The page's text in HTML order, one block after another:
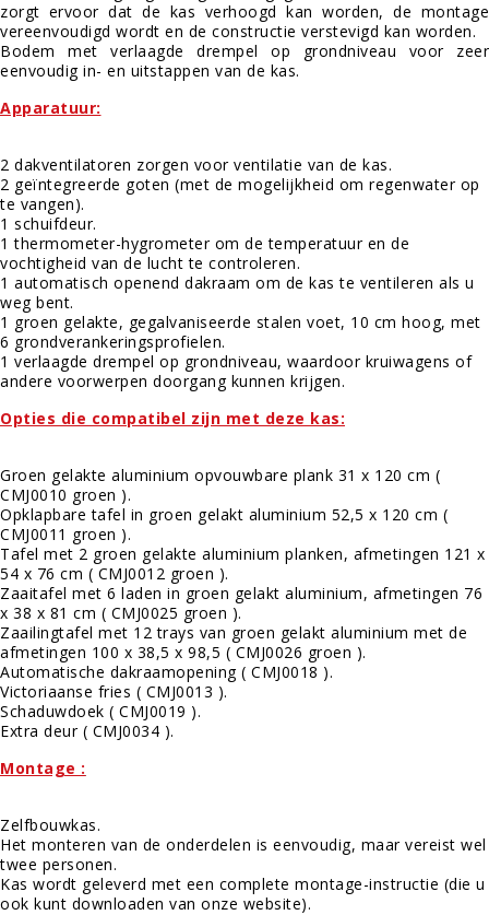
zorgt ervoor dat de kas verhoogd kan worden, de montage
vereenvoudigd wordt en de constructie verstevigd kan worden.
Bodem met verlaagde drempel op grondniveau voor zeer
eenvoudig in- en uitstappen van de kas.
Apparatuur:
2 dakventilatoren zorgen voor ventilatie van de kas.
2 geïntegreerde goten (met de mogelijkheid om regenwater op
te vangen).
1 schuifdeur.
1 thermometer-hygrometer om de temperatuur en de
vochtigheid van de lucht te controleren.
1 automatisch openend dakraam om de kas te ventileren als u
weg bent.
1 groen gelakte, gegalvaniseerde stalen voet, 10 cm hoog, met
6 grondverankeringsprofielen.
1 verlaagde drempel op grondniveau, waardoor kruiwagens of
andere voorwerpen doorgang kunnen krijgen.
Opties die compatibel zijn met deze kas:
Groen gelakte aluminium opvouwbare plank 31 x 120 cm (
CMJ0010 groen ).
Opklapbare tafel in groen gelakt aluminium 52,5 x 120 cm (
CMJ0011 groen ).
Tafel met 2 groen gelakte aluminium planken, afmetingen 121 x
54 x 76 cm ( CMJ0012 groen ).
Zaaitafel met 6 laden in groen gelakt aluminium, afmetingen 76
x 38 x 81 cm ( CMJ0025 groen ).
Zaailingtafel met 12 trays van groen gelakt aluminium met de
afmetingen 100 x 38,5 x 98,5 ( CMJ0026 groen ).
Automatische dakraamopening ( CMJ0018 ).
Victoriaanse fries ( CMJ0013 ).
Schaduwdoek ( CMJ0019 ).
Extra deur ( CMJ0034 ).
Montage :
Zelfbouwkas.
Het monteren van de onderdelen is eenvoudig, maar vereist wel
twee personen.
Kas wordt geleverd met een complete montage-instructie (die u
ook kunt downloaden van onze website).